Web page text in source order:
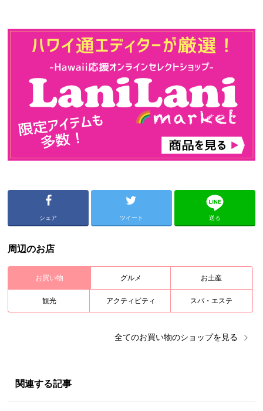
シェア ツイート 送る
周辺のお店
お買い物 グルメ お土産
観光 アクティビティ スパ・エステ
全てのお買い物のショップを見る
関連する記事